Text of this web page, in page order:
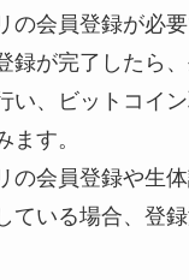
の会員登録が必要
録が完了したら
い、ビットコイ
ます。
会員登録や生体
ている場合、登